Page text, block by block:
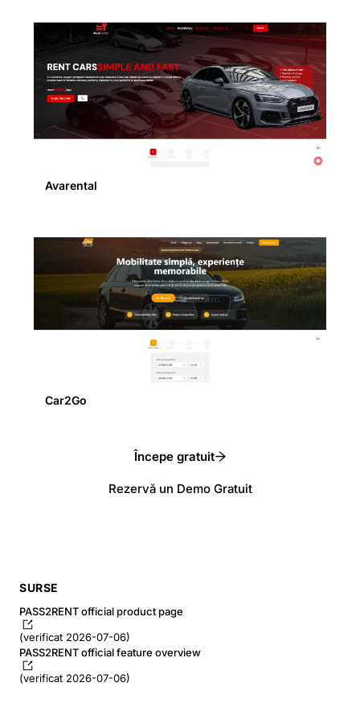
Avarental
Car2Go
Începe gratuit
Rezervă un Demo Gratuit
SURSE
PASS2RENT official product page
(verificat 2026-07-06)
PASS2RENT official feature overview
(verificat 2026-07-06)